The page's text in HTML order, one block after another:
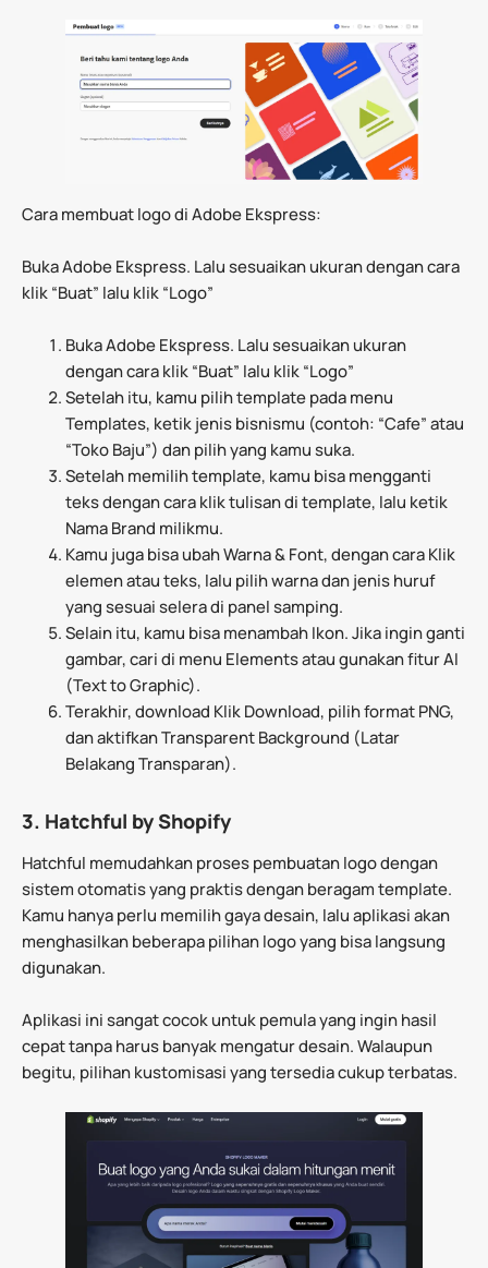
Cara membuat logo di Adobe Ekspress:
Buka Adobe Ekspress. Lalu sesuaikan ukuran dengan cara
klik “Buat” lalu klik “Logo”
Buka Adobe Ekspress. Lalu sesuaikan ukuran
dengan cara klik “Buat” lalu klik “Logo”
Setelah itu, kamu pilih template pada menu
Templates, ketik jenis bisnismu (contoh: “Cafe” atau
“Toko Baju”) dan pilih yang kamu suka.
Setelah memilih template, kamu bisa mengganti
teks dengan cara klik tulisan di template, lalu ketik
Nama Brand milikmu.
Kamu juga bisa ubah Warna & Font, dengan cara Klik
elemen atau teks, lalu pilih warna dan jenis huruf
yang sesuai selera di panel samping.
Selain itu, kamu bisa menambah Ikon. Jika ingin ganti
gambar, cari di menu Elements atau gunakan fitur AI
(Text to Graphic).
Terakhir, download Klik Download, pilih format PNG,
dan aktifkan Transparent Background (Latar
Belakang Transparan).
3. Hatchful by Shopify
Hatchful memudahkan proses pembuatan logo dengan
sistem otomatis yang praktis dengan beragam template.
Kamu hanya perlu memilih gaya desain, lalu aplikasi akan
menghasilkan beberapa pilihan logo yang bisa langsung
digunakan.
Aplikasi ini sangat cocok untuk pemula yang ingin hasil
cepat tanpa harus banyak mengatur desain. Walaupun
begitu, pilihan kustomisasi yang tersedia cukup terbatas.